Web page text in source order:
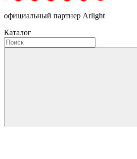
официальный партнер Arlight
Каталог